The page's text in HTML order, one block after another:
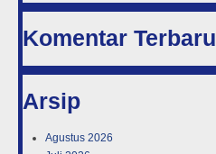
Komentar Terbaru
Arsip
Agustus 2026